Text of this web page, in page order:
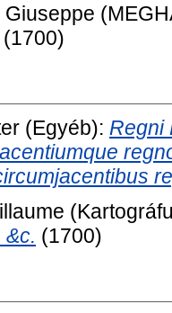
Giuseppe
(1700)
(Egyéb): Regni
&c. (1700)